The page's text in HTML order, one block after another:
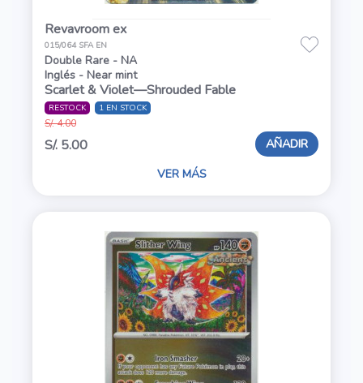
Revavroom ex
015/064 SFA EN
Double Rare - NA
Inglés - Near mint
Scarlet & Violet—Shrouded Fable
RESTOCK 1 EN STOCK
S/. 4.00
S/. 5.00 AÑADIR
VER MÁS